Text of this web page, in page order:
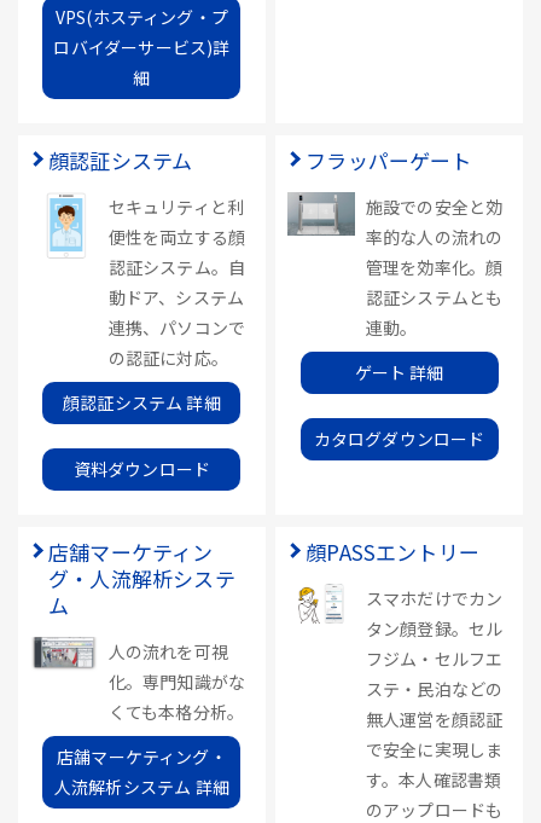
VPS(ホスティング・プ
ロバイダーサービス)詳
細
顔認証システム
セキュリティと利
便性を両立する顔
認証システム。自
動ドア、システム
連携、パソコンで
の認証に対応。
顔認証システム 詳細
資料ダウンロード
フラッパーゲート
施設での安全と効
率的な人の流れの
管理を効率化。顔
認証システムとも
連動。
ゲート 詳細
カタログダウンロード
店舗マーケティン
グ・人流解析システ
ム
人の流れを可視
化。専門知識がな
くても本格分析。
店舗マーケティング・
人流解析システム 詳細
顔PASSエントリー
スマホだけでカン
タン顔登録。セル
フジム・セルフエ
ステ・民泊などの
無人運営を顔認証
で安全に実現しま
す。本人確認書類
のアップロードも